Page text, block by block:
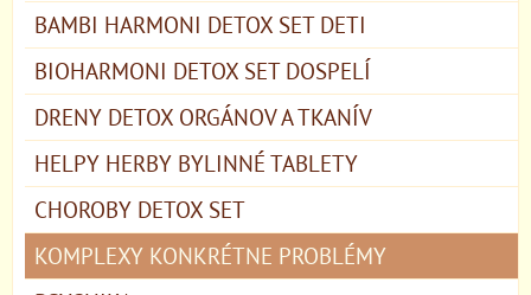
BAMBI HARMONI DETOX SET DETI
BIOHARMONI DETOX SET DOSPELÍ
DRENY DETOX ORGÁNOV A TKANÍV
HELPY HERBY BYLINNÉ TABLETY
CHOROBY DETOX SET
KOMPLEXY KONKRÉTNE PROBLÉMY